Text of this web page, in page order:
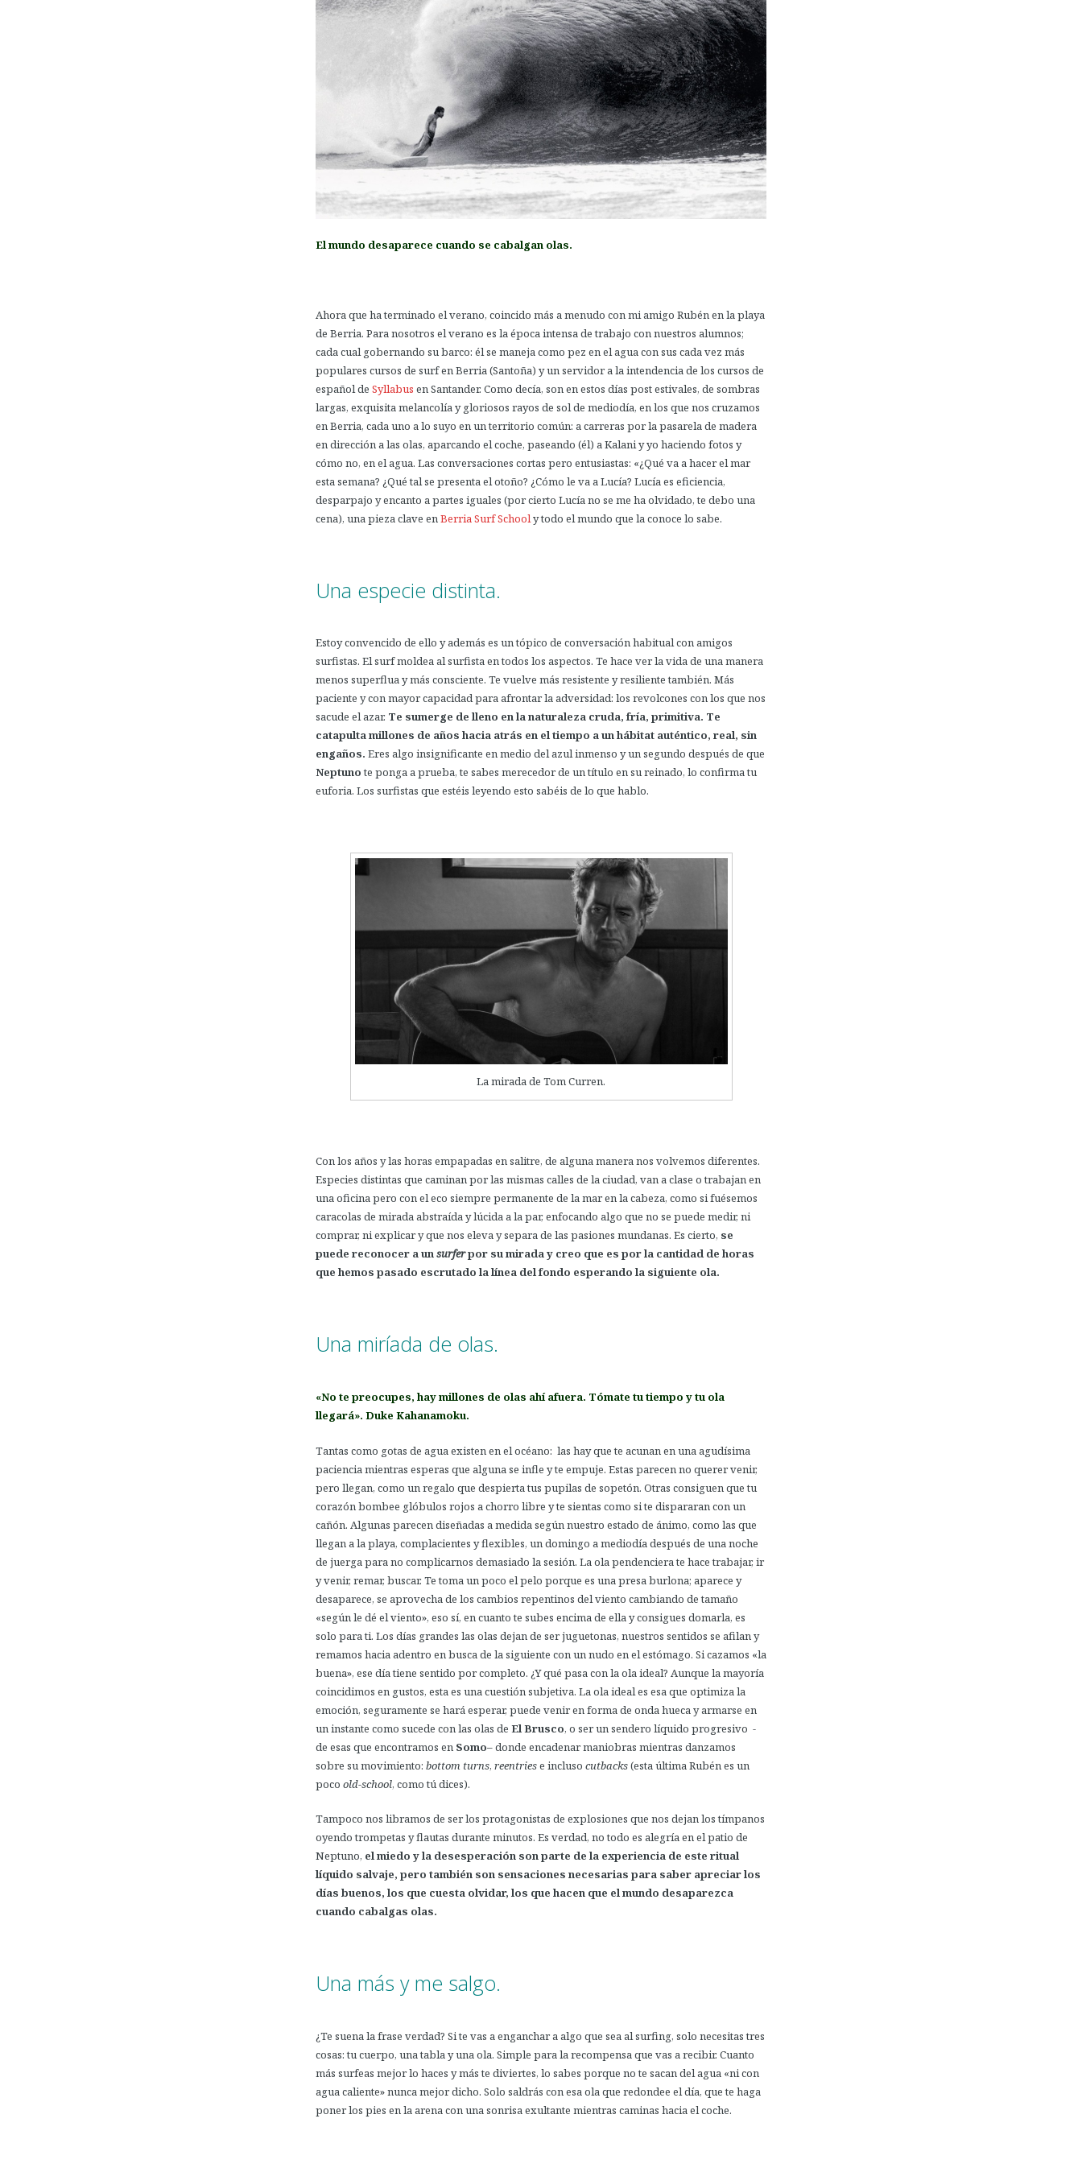
El mundo desaparece cuando se cabalgan olas.
Ahora que ha terminado el verano, coincido más a menudo con mi amigo Rubén en la playa
de Berria. Para nosotros el verano es la época intensa de trabajo con nuestros alumnos;
cada cual gobernando su barco: él se maneja como pez en el agua con sus cada vez más
populares cursos de surf en Berria (Santoña) y un servidor a la intendencia de los cursos de
español de Syllabus en Santander. Como decía, son en estos días post estivales, de sombras
largas, exquisita melancolía y gloriosos rayos de sol de mediodía, en los que nos cruzamos
en Berria, cada uno a lo suyo en un territorio común: a carreras por la pasarela de madera
en dirección a las olas, aparcando el coche, paseando (él) a Kalani y yo haciendo fotos y
cómo no, en el agua. Las conversaciones cortas pero entusiastas: «¿Qué va a hacer el mar
esta semana? ¿Qué tal se presenta el otoño? ¿Cómo le va a Lucía? Lucía es eficiencia,
desparpajo y encanto a partes iguales (por cierto Lucía no se me ha olvidado, te debo una
cena), una pieza clave enBerria Surf Schooly todo el mundo que la conoce lo sabe.
Una especie distinta.
Estoy convencido de ello y además es un tópico de conversación habitual con amigos
surfistas. El surf moldea al surfista en todos los aspectos. Te hace ver la vida de una manera
menos superflua y más consciente. Te vuelve más resistente y resiliente también. Más
paciente y con mayor capacidad para afrontar la adversidad: los revolcones con los que nos
sacude el azar. Te sumerge de lleno en la naturaleza cruda, fría, primitiva. Te
catapulta millones de años hacia atrás en el tiempo a un hábitat auténtico, real, sin
engaños. Eres algo insignificante en medio del azul inmenso y un segundo después de que
Neptunote ponga a prueba, te sabes merecedor de un título en su reinado, lo confirma tu
euforia. Los surfistas que estéis leyendo esto sabéis de lo que hablo.
La mirada de Tom Curren.
Con los años y las horas empapadas en salitre, de alguna manera nos volvemos diferentes.
Especies distintas que caminan por las mismas calles de la ciudad, van a clase o trabajan en
una oficina pero con el eco siempre permanente de la mar en la cabeza, como si fuésemos
caracolas de mirada abstraída y lúcida a la par, enfocando algo que no se puede medir, ni
comprar, ni explicar y que nos eleva y separa de las pasiones mundanas. Es cierto, se
puede reconocer a unsurferpor su mirada y creo que es por la cantidad de horas
que hemos pasado escrutado la línea del fondo esperando la siguiente ola.
Una miríada de olas.
«No te preocupes, hay millones de olas ahí afuera. Tómate tu tiempo y tu ola
llegará». Duke Kahanamoku.
Tantas como gotas de agua existen en el océano: las hay que te acunan en una agudísima
paciencia mientras esperas que alguna se infle y te empuje. Estas parecen no querer venir,
pero llegan, como un regalo que despierta tus pupilas de sopetón. Otras consiguen que tu
corazón bombee glóbulos rojos a chorro libre y te sientas como si te dispararan con un
cañón. Algunas parecen diseñadas a medida según nuestro estado de ánimo, como las que
llegan a la playa, complacientes y flexibles, un domingo a mediodía después de una noche
de juerga para no complicarnos demasiado la sesión. La ola pendenciera te hace trabajar, ir
y venir, remar, buscar. Te toma un poco el pelo porque es una presa burlona; aparece y
desaparece, se aprovecha de los cambios repentinos del viento cambiando de tamaño
«según le dé el viento», eso sí, en cuanto te subes encima de ella y consigues domarla, es
solo para ti. Los días grandes las olas dejan de ser juguetonas, nuestros sentidos se afilan y
remamos hacia adentro en busca de la siguiente con un nudo en el estómago. Si cazamos «la
buena», ese día tiene sentido por completo. ¿Y qué pasa con la ola ideal? Aunque la mayoría
coincidimos en gustos, esta es una cuestión subjetiva. La ola ideal es esa que optimiza la
emoción, seguramente se hará esperar, puede venir en forma de onda hueca y armarse en
un instante como sucede con las olas de El Brusco, o ser un sendero líquido progresivo -
de esas que encontramos en Somo– donde encadenar maniobras mientras danzamos
sobre su movimiento: bottom turns, reentriese incluso cutbacks(esta última Rubén es un
poco old-school, como tú dices).
Tampoco nos libramos de ser los protagonistas de explosiones que nos dejan los tímpanos
oyendo trompetas y flautas durante minutos. Es verdad, no todo es alegría en el patio de
Neptuno, el miedo y la desesperación son parte de la experiencia de este ritual
líquido salvaje, pero también son sensaciones necesarias para saber apreciar los
días buenos, los que cuesta olvidar, los que hacen que el mundo desaparezca
cuando cabalgas olas.
Una más y me salgo.
¿Te suena la frase verdad? Si te vas a enganchar a algo que sea al surfing, solo necesitas tres
cosas: tu cuerpo, una tabla y una ola. Simple para la recompensa que vas a recibir. Cuanto
más surfeas mejor lo haces y más te diviertes, lo sabes porque no te sacan del agua «ni con
agua caliente» nunca mejor dicho. Solo saldrás con esa ola que redondee el día, que te haga
poner los pies en la arena con una sonrisa exultante mientras caminas hacia el coche.